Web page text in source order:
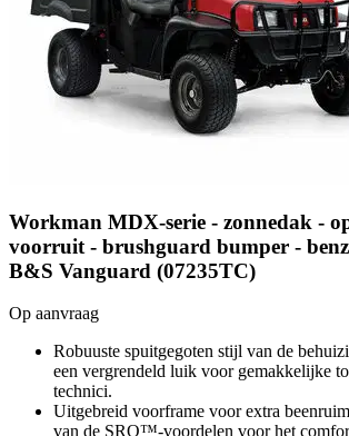
Workman MDX-serie - zonnedak -
voorruit - brushguard bumper -
B&S Vanguard (07235TC)
Op aanvraag
Robuuste spuitgegoten stijl van de
een vergrendeld luik voor gemakkelijke
technici.
Uitgebreid voorframe voor extra
van de SRQ™-voordelen voor het